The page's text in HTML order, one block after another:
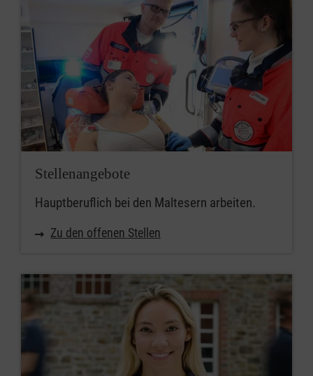
Stellenangebote
Hauptberuflich bei den Maltesern arbeiten.
Zu den offenen Stellen